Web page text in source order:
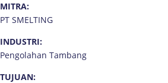
MITRA:
PT SMELTING
INDUSTRI:
Pengolahan Tambang
TUJUAN: